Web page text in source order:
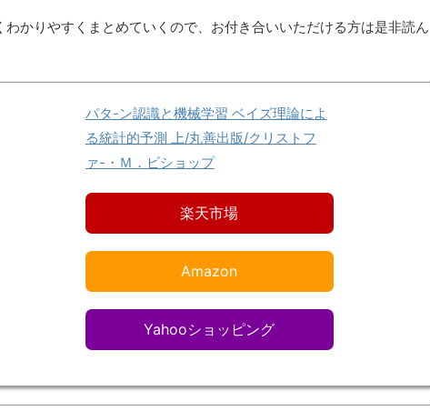
わかりやすくまとめていくので、お付き合いいただける方は是非読ん
パタ-ン認識と機械学習 ベイズ理論によ
る統計的予測 上/丸善出版/クリストフ
ァ-・Ｍ．ビショップ
楽天市場
Amazon
Yahooショッピング